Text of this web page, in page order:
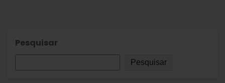
Pesquisar
Pesquisar